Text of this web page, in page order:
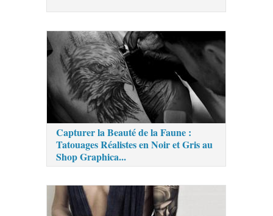
Capturer la Beauté de la Faune :
Tatouages Réalistes en Noir et Gris au
Shop Graphica...